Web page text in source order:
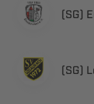

